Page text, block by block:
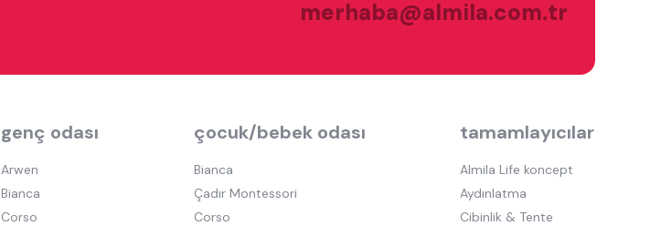
merhaba@almila.com.tr
genç odası
Arwen
Bianca
Corso
çocuk/bebek odası
Bianca
Çadır Montessori
Corso
tamamlayıcılar
Almila Life koncept
Aydınlatma
Cibinlik & Tente